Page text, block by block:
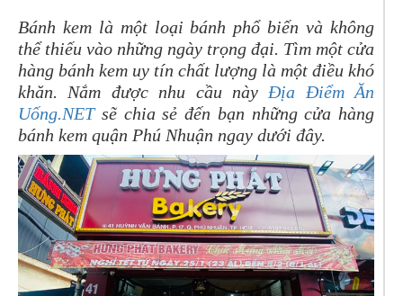
Bánh kem là một loại bánh phổ biến và không
thể thiếu vào những ngày trọng đại. Tìm một cửa
hàng bánh kem uy tín chất lượng là một điều khó
khăn. Nắm được nhu cầu nàyĐịa Điểm Ăn
Uống.NETsẽ chia sẻ đến bạn những cửa hàng
bánh kem quận Phú Nhuận ngay dưới đây.